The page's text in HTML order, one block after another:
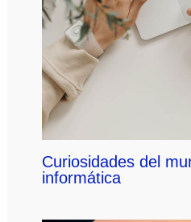
Curiosidades del
informática